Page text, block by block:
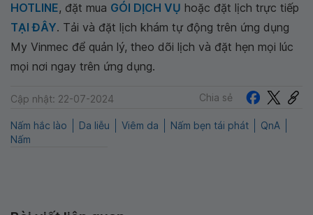
HOTLINE, đặt mua GÓI DỊCH VỤ hoặc đặt lịch trực tiếp
TẠI ĐÂY. Tải và đặt lịch khám tự động trên ứng dụng
My Vinmec để quản lý, theo dõi lịch và đặt hẹn mọi lúc
mọi nơi ngay trên ứng dụng.
Cập nhật: 22-07-2024 Chia sẻ
Nấm hắc lào Da liễu Viêm da Nấm bẹn tái phát
QnA
Nấm